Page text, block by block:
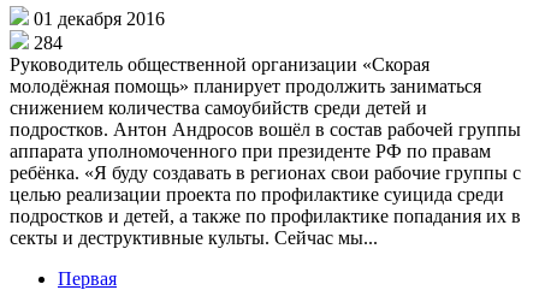
01 декабря 2016
284
Руководитель общественной организации «Скорая
молодёжная помощь» планирует продолжить заниматься
снижением количества самоубийств среди детей и
подростков. Антон Андросов вошёл в состав рабочей группы
аппарата уполномоченного при президенте РФ по правам
ребёнка. «Я буду создавать в регионах свои рабочие группы с
целью реализации проекта по профилактике суицида среди
подростков и детей, а также по профилактике попадания их в
секты и деструктивные культы. Сейчас мы...
Первая